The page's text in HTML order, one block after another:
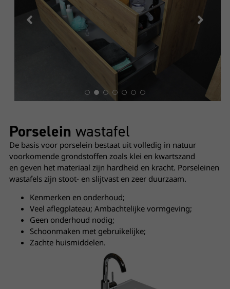
Wastafel porselein
- Onderkast whisky Oak
Porselein wastafel
De basis voor porselein bestaat uit volledig in natuur
voorkomende grondstoffen zoals klei en kwartszand
en geven het materiaal zijn hardheid en kracht. Porseleinen
wastafels zijn stoot- en slijtvast en zeer duurzaam.
Kenmerken en onderhoud;
Veel aflegplateau; Ambachtelijke vormgeving;
Geen onderhoud nodig;
Schoonmaken met gebruikelijke;
Zachte huismiddelen.